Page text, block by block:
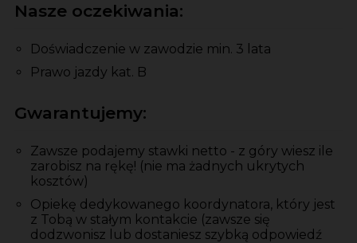
Nasze oczekiwania:
Doświadczenie w zawodzie min. 3 lata
Prawo jazdy kat. B
Gwarantujemy:
Zawsze podajemy stawki netto - z góry wiesz ile
zarobisz na rękę! (nie ma żadnych ukrytych
kosztów)
Opiekę dedykowanego koordynatora, który jest
z Tobą w stałym kontakcie (zawsze się
dodzwonisz lub dostaniesz szybką odpowiedź